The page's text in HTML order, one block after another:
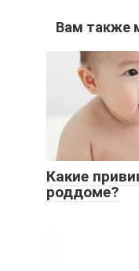
Вам также
Какие
роддоме?